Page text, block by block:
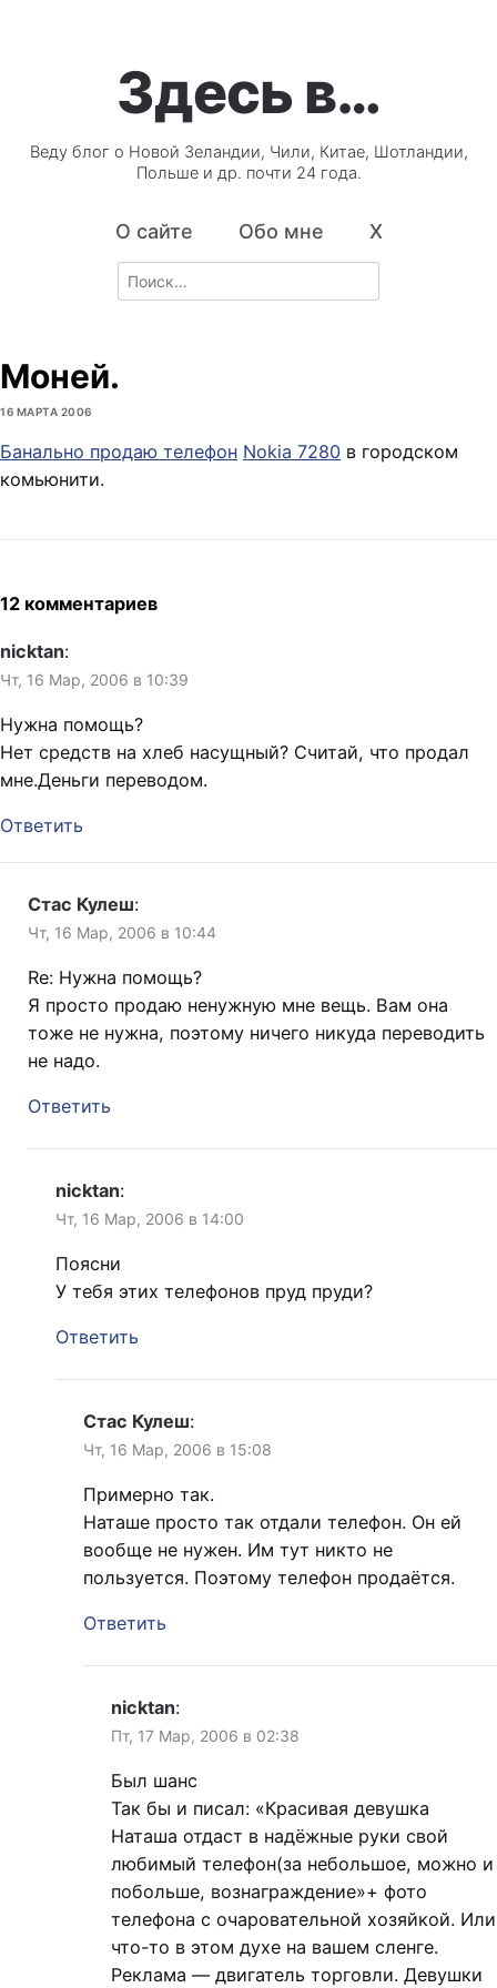
Здесь в…
Веду блог о Новой Зеландии, Чили, Китае, Шотландии,
Польше и др. почти 24 года.
О сайте Обо мне X
Search
for:
Моней.
16 МАРТА 2006
Банально продаю телефон Nokia 7280 в городском
комьюнити.
12 комментариев
nicktan:
Чт, 16 Мар, 2006 в 10:39
Нужна помощь?
Нет средств на хлеб насущный? Считай, что продал
мне.Деньги переводом.
Ответить
Стас Кулеш:
Чт, 16 Мар, 2006 в 10:44
Re: Нужна помощь?
Я просто продаю ненужную мне вещь. Вам она
тоже не нужна, поэтому ничего никуда переводить
не надо.
Ответить
nicktan:
Чт, 16 Мар, 2006 в 14:00
Поясни
У тебя этих телефонов пруд пруди?
Ответить
Стас Кулеш:
Чт, 16 Мар, 2006 в 15:08
Примерно так.
Наташе просто так отдали телефон. Он ей
вообще не нужен. Им тут никто не
пользуется. Поэтому телефон продаётся.
Ответить
nicktan:
Пт, 17 Мар, 2006 в 02:38
Был шанс
Так бы и писал: «Красивая девушка
Наташа отдаст в надёжные руки свой
любимый телефон(за небольшое, можно и
побольше, вознаграждение»+ фото
телефона с очаровательной хозяйкой. Или
что-то в этом духе на вашем сленге.
Реклама — двигатель торговли. Девушки